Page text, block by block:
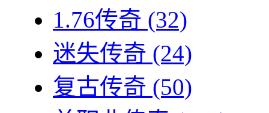
1.76传奇 (32)
迷失传奇 (24)
复古传奇 (50)